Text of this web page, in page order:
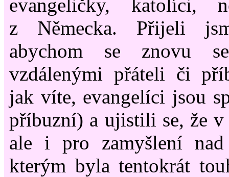
evangeličky, katolíci,
z Německa. Přijeli
abychom se znovu
vzdálenými přáteli či
jak víte, evangelíci jsou
příbuzní) a ujistili se, že v
ale i pro zamyšlení nad
kterým byla tentokrát